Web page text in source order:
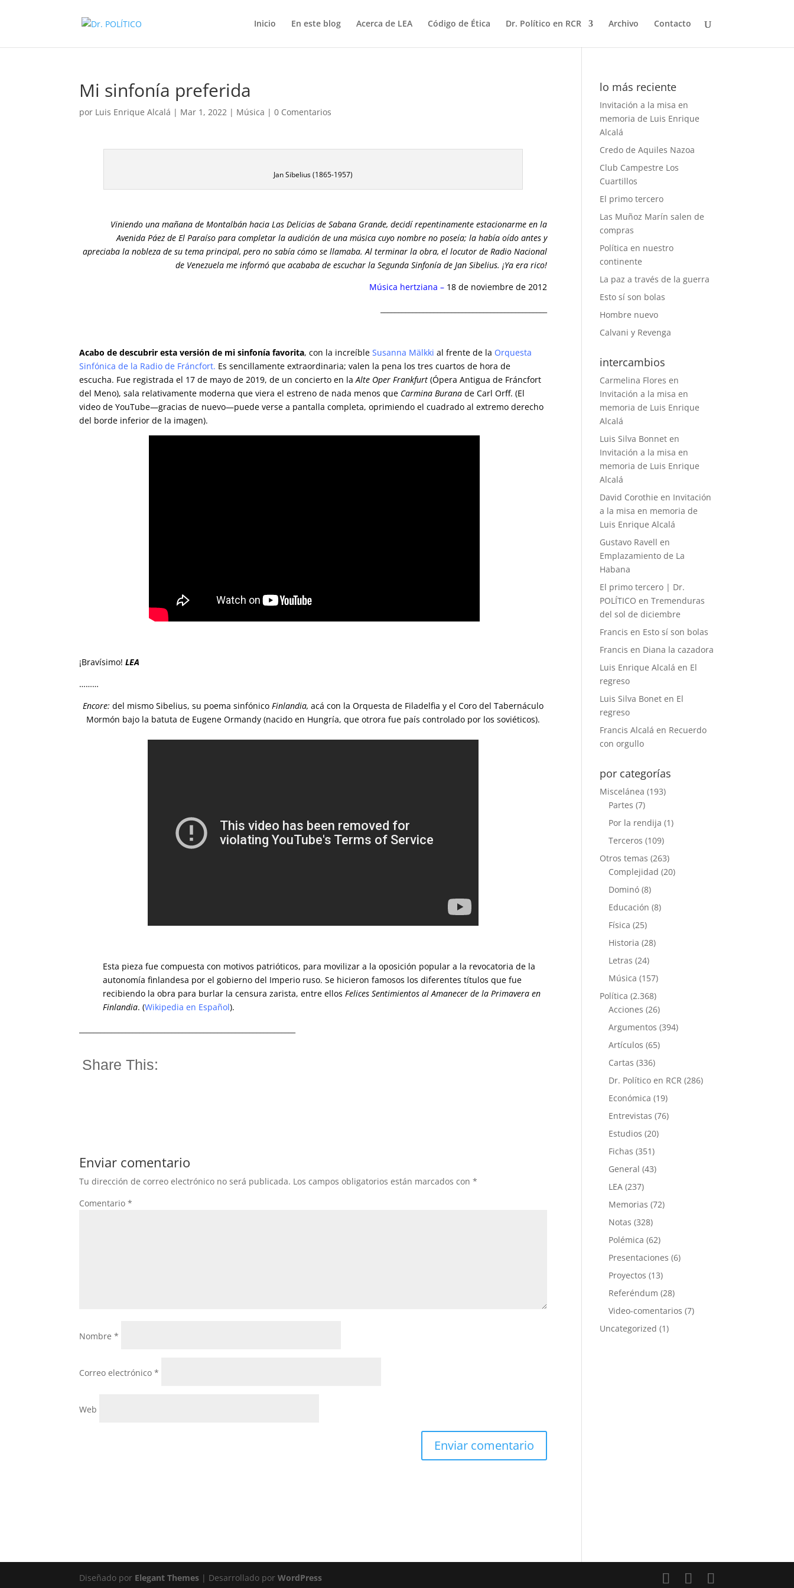
Inicio En este blog Acerca de LEA Código de Ética Dr. Político en RCR Archivo Contacto
Mi sinfonía preferida
por Luis Enrique Alcalá | Mar 1, 2022 | Música |0 Comentarios
Jan Sibelius (1865-1957)
Viniendo una mañana de Montalbán hacia Las Delicias de Sabana Grande, decidí repentinamente estacionarme en la
Avenida Páez de El Paraíso para completar la audición de una música cuyo nombre no poseía; la había oído antes y
apreciaba la nobleza de su tema principal, pero no sabía cómo se llamaba. Al terminar la obra, el locutor de Radio Nacional
de Venezuela me informó que acababa de escuchar la Segunda Sinfonía de Jan Sibelius. ¡Ya era rico!
Música hertziana – 18 de noviembre de 2012
Acabo de descubrir esta versión de mi sinfonía favorita, con la increíbleSusanna Mälkki al frente de la Orquesta
Sinfónica de la Radio de Fráncfort. Es sencillamente extraordinaria; valen la pena los tres cuartos de hora de
escucha. Fue registrada el 17 de mayo de 2019, de un concierto en laAlte Oper Frankfurt (Ópera Antigua de Fráncfort
del Meno), sala relativamente moderna que viera el estreno de nada menos que Carmina Burana de Carl Orff. (El
video de YouTube—gracias de nuevo—puede verse a pantalla completa, oprimiendo el cuadrado al extremo derecho
del borde inferior de la imagen).
¡Bravísimo!LEA
………
Encore:del mismo Sibelius, su poema sinfónicoFinlandia,acá con la Orquesta de Filadelfia y el Coro del Tabernáculo
Mormón bajo la batuta de Eugene Ormandy (nacido en Hungría, que otrora fue país controlado por los soviéticos).
Esta pieza fue compuesta con motivos patrióticos, para movilizar a la oposición popular a la revocatoria de la
autonomía finlandesa por el gobierno del Imperio ruso. Se hicieron famosos los diferentes títulos que fue
recibiendo la obra para burlar la censura zarista, entre ellosFelices Sentimientos al Amanecer de la Primavera en
Finlandia. (Wikipedia en Español).
Share This:
Enviar comentario
Tu dirección de correo electrónico no será publicada. Los campos obligatorios están marcados con*
Comentario*
Nombre*
Correo electrónico*
Web
lo más reciente
Invitación a la misa en
memoria de Luis Enrique
Alcalá
Credo de Aquiles Nazoa
Club Campestre Los
Cuartillos
El primo tercero
Las Muñoz Marín salen de
compras
Política en nuestro
continente
La paz a través de la guerra
Esto sí son bolas
Hombre nuevo
Calvani y Revenga
intercambios
Carmelina Flores en
Invitación a la misa en
memoria de Luis Enrique
Alcalá
Luis Silva Bonnet en
Invitación a la misa en
memoria de Luis Enrique
Alcalá
David Corothie en Invitación
a la misa en memoria de
Luis Enrique Alcalá
Gustavo Ravell en
Emplazamiento de La
Habana
El primo tercero | Dr.
POLÍTICO enTremenduras
del sol de diciembre
Francis en Esto sí son bolas
Francis en Diana la cazadora
Luis Enrique Alcalá en El
regreso
Luis Silva Bonet en El
regreso
Francis Alcalá en Recuerdo
con orgullo
por categorías
Miscelánea (193)
Partes (7)
Por la rendija (1)
Terceros (109)
Otros temas (263)
Complejidad (20)
Dominó (8)
Educación (8)
Física (25)
Historia (28)
Letras (24)
Música (157)
Política (2.368)
Acciones (26)
Argumentos (394)
Artículos (65)
Cartas (336)
Dr. Político en RCR (286)
Económica (19)
Entrevistas (76)
Estudios (20)
Fichas (351)
General (43)
LEA (237)
Memorias (72)
Notas (328)
Polémica (62)
Presentaciones (6)
Proyectos (13)
Referéndum (28)
Video-comentarios (7)
Uncategorized (1)
Diseñado por Elegant Themes | Desarrollado porWordPress